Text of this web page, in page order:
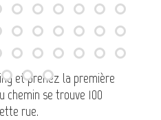
et prenez la première
chemin se trouve 100
rue.